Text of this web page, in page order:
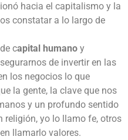
hacia el capitalismo y la
constatar a lo largo de
capital humano y
de invertir en las
los negocios lo que
la gente, la clave que nos
y un profundo sentido
religión, yo lo llamo fe, otros
llamarlo valores.